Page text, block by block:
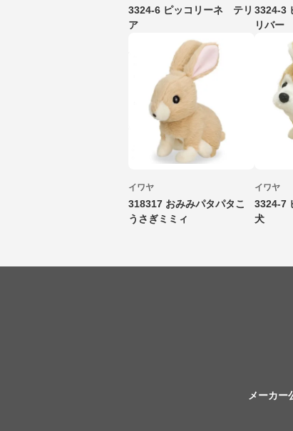
3324-6 ピッコリーネ テリ
ア
3324-3
リバー
イワヤ
318317 おみみパタパタこ
うさぎミミィ
イワヤ
3324-7
犬
メーカー